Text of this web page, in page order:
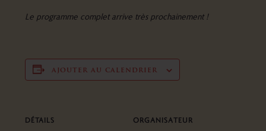
Le programme complet arrive très prochainement !
ajouter au calendrier
DÉTAILS
ORGANISATEUR